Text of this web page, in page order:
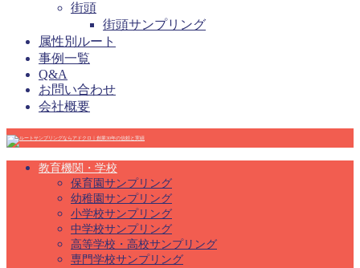
街頭
街頭サンプリング
属性別ルート
事例一覧
Q&A
お問い合わせ
会社概要
教育機関・学校
保育園サンプリング
幼稚園サンプリング
小学校サンプリング
中学校サンプリング
高等学校・高校サンプリング
専門学校サンプリング